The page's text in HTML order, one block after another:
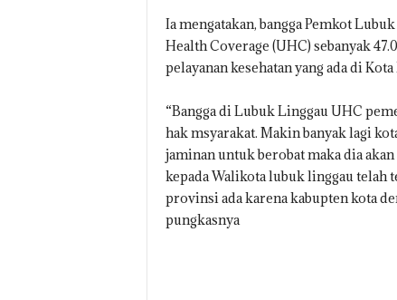
Ia mengatakan, bangga Pemkot
Health Coverage (UHC) sebanyak
pelayanan kesehatan yang ada di
“Bangga di Lubuk Linggau UHC
hak msyarakat. Makin banyak lagi
jaminan untuk berobat maka dia akan
kepada Walikota lubuk linggau telah
provinsi ada karena kabupten kota
pungkasnya